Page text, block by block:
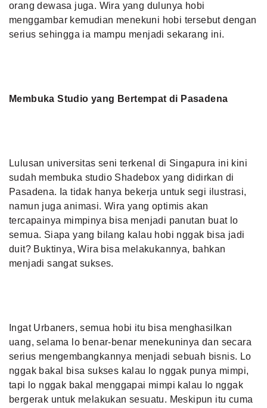
orang dewasa juga. Wira yang dulunya hobi
menggambar kemudian menekuni hobi tersebut dengan
serius sehingga ia mampu menjadi sekarang ini.
Membuka Studio yang Bertempat di Pasadena
Lulusan universitas seni terkenal di Singapura ini kini
sudah membuka studio Shadebox yang didirkan di
Pasadena. Ia tidak hanya bekerja untuk segi ilustrasi,
namun juga animasi. Wira yang optimis akan
tercapainya mimpinya bisa menjadi panutan buat lo
semua. Siapa yang bilang kalau hobi nggak bisa jadi
duit? Buktinya, Wira bisa melakukannya, bahkan
menjadi sangat sukses.
Ingat Urbaners, semua hobi itu bisa menghasilkan
uang, selama lo benar-benar menekuninya dan secara
serius mengembangkannya menjadi sebuah bisnis. Lo
nggak bakal bisa sukses kalau lo nggak punya mimpi,
tapi lo nggak bakal menggapai mimpi kalau lo nggak
bergerak untuk melakukan sesuatu. Meskipun itu cuma